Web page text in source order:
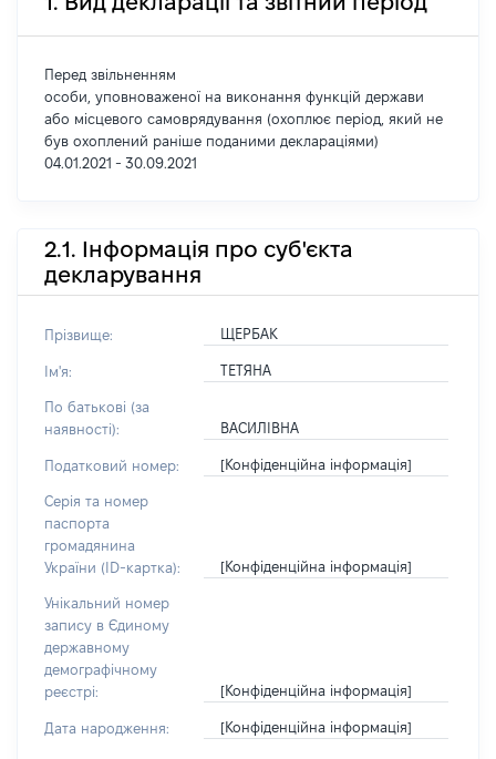
Перед звільненням
особи, уповноваженої на виконання функцій держави
або місцевого самоврядування (охоплює період, який не
був охоплений раніше поданими деклараціями)
04.01.2021 - 30.09.2021
2.1. Інформація про суб'єкта
декларування
Прізвище: ЩЕРБАК
Ім'я: ТЕТЯНА
По батькові (за
наявності):
ВАСИЛІВНА
Податковий номер: [Конфіденційна інформація]
Серія та номер
паспорта
громадянина
України (ID-картка):
[Конфіденційна інформація]
Унікальний номер
запису в Єдиному
державному
демографічному
реєстрі:
[Конфіденційна інформація]
Дата народження: [Конфіденційна інформація]